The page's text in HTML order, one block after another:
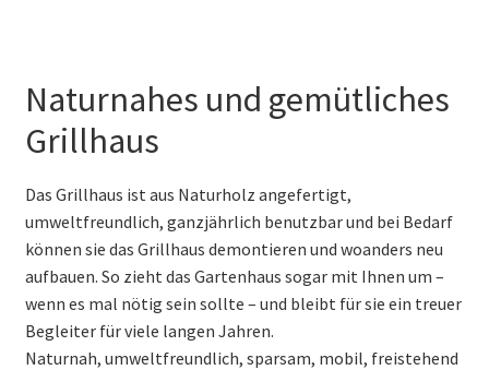
Naturnahes und gemütliches
Grillhaus
Das Grillhaus ist aus Naturholz angefertigt,
umweltfreundlich, ganzjährlich benutzbar und bei Bedarf
können sie das Grillhaus demontieren und woanders neu
aufbauen. So zieht das Gartenhaus sogar mit Ihnen um –
wenn es mal nötig sein sollte – und bleibt für sie ein treuer
Begleiter für viele langen Jahren.
Naturnah, umweltfreundlich, sparsam, mobil, freistehend